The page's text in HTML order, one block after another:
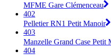
MFME Gare Clémenceau
402
Pelletier RN1 Petit Manoir
403
Manzelle Grand Case Petit
404